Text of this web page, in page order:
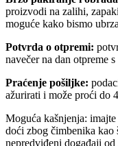
proizvodi na zalihi,
moguće kako bismo
Potvrda o otpremi:
navečer na dan otpreme
Praćenje pošiljke:
ažurirati i može proći do
Moguća kašnjenja:
doći zbog čimbenika kao
nepredviđeni događaji od